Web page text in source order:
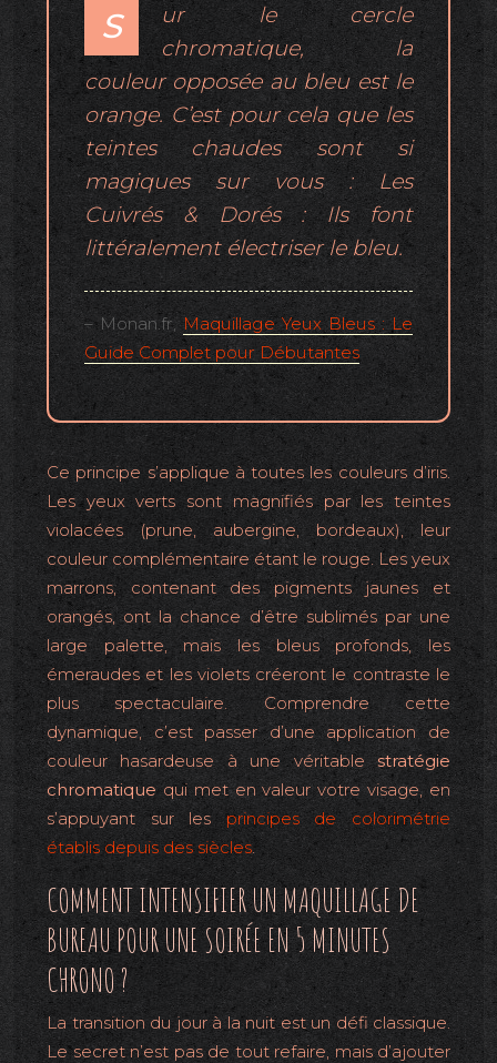
S
ur le cercle
chromatique, la
couleur opposée au bleu est le
orange. C’est pour cela que les
teintes chaudes sont si
magiques sur vous : Les
Cuivrés & Dorés : Ils font
littéralement électriser le bleu.
– Monan.fr, Maquillage Yeux Bleus : Le
Guide Complet pour Débutantes
Ce principe s’applique à toutes les couleurs d’iris.
Les yeux verts sont magnifiés par les teintes
violacées (prune, aubergine, bordeaux), leur
couleur complémentaire étant le rouge. Les yeux
marrons, contenant des pigments jaunes et
orangés, ont la chance d’être sublimés par une
large palette, mais les bleus profonds, les
émeraudes et les violets créeront le contraste le
plus spectaculaire. Comprendre cette
dynamique, c’est passer d’une application de
couleur hasardeuse à une véritablestratégie
chromatiquequi met en valeur votre visage, en
s’appuyant sur les principes de colorimétrie
établis depuis des siècles.
COMMENT INTENSIFIER UN MAQUILLAGE DE
BUREAU POUR UNE SOIRÉE EN 5 MINUTES
CHRONO ?
La transition du jour à la nuit est un défi classique.
Le secret n’est pas de tout refaire, mais d’ajouter